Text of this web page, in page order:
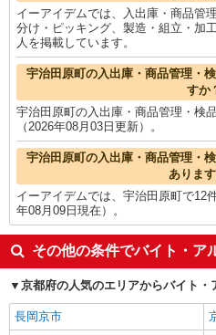
イーアイデムでは、入出庫・商品管
分け・ピッキング、製造・組立・加
人を掲載しています。
宇治田原町の入出庫・商品管理・
すか
宇治田原町の入出庫・商品管理・検
（2026年08月03日更新）。
宇治田原町の入出庫・商品管理・
ありま
イーアイデムでは、宇治田原町で12
年08月09日現在）。
その他の条件でバイト・ア
京都府の人気のエリアからバイト・
長岡京市